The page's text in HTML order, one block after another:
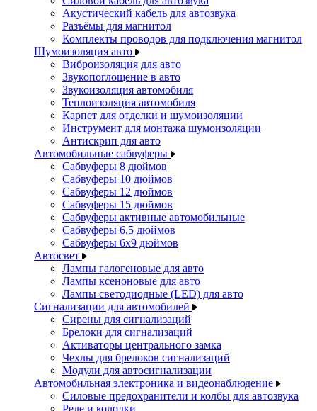
Акустический кабель для автозвука
Разъёмы для магнитол
Комплекты проводов для подключения магнитол
Шумоизоляция авто
Виброизоляция для авто
Звукопоглощение в авто
Звукоизоляция автомобиля
Теплоизоляция автомобиля
Карпет для отделки и шумоизоляции
Инструмент для монтажа шумоизоляции
Антискрип для авто
Автомобильные сабвуферы
Сабвуферы 8 дюймов
Сабвуферы 10 дюймов
Сабвуферы 12 дюймов
Сабвуферы 15 дюймов
Сабвуферы активные автомобильные
Сабвуферы 6,5 дюймов
Сабвуферы 6x9 дюймов
Автосвет
Лампы галогеновые для авто
Лампы ксеноновые для авто
Лампы светодиодные (LED) для авто
Сигнализации для автомобилей
Сирены для сигнализаций
Брелоки для сигнализаций
Активаторы центрального замка
Чехлы для брелоков сигнализаций
Модули для автосигнализации
Автомобильная электроника и видеонаблюдение
Силовые предохранители и колбы для автозвука
Реле и колодки